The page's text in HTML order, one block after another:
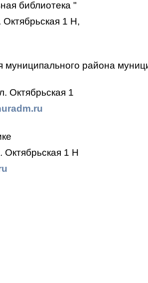
библиотека "
1 Н,
муниципального района
Октябрьская 1
Октябрьская 1 Н